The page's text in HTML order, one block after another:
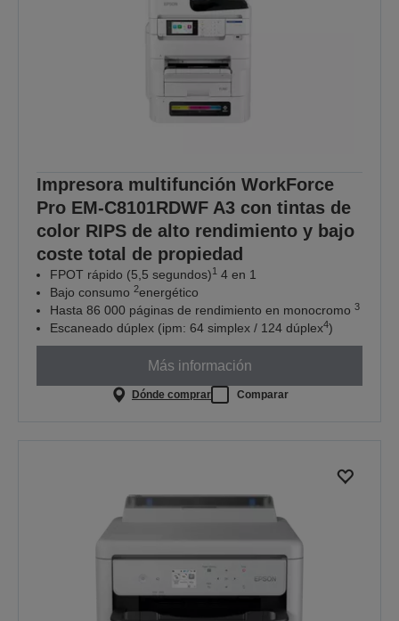
Impresora multifunción WorkForce
Pro EM-C8101RDWF A3 con tintas de
color RIPS de alto rendimiento y bajo
coste total de propiedad
FPOT rápido (5,5 segundos)1 4 en 1
Bajo consumo 2energético
Hasta 86 000 páginas de rendimiento en monocromo 3
Escaneado dúplex (ipm: 64 simplex / 124 dúplex4)
Más información
Dónde comprar Comparar